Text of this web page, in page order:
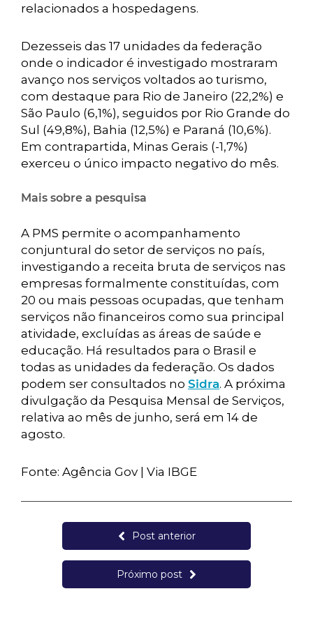
relacionados a hospedagens.
Dezesseis das 17 unidades da federação
onde o indicador é investigado mostraram
avanço nos serviços voltados ao turismo,
com destaque para Rio de Janeiro (22,2%) e
São Paulo (6,1%), seguidos por Rio Grande do
Sul (49,8%), Bahia (12,5%) e Paraná (10,6%).
Em contrapartida, Minas Gerais (-1,7%)
exerceu o único impacto negativo do mês.
Mais sobre a pesquisa
A PMS permite o acompanhamento
conjuntural do setor de serviços no país,
investigando a receita bruta de serviços nas
empresas formalmente constituídas, com
20 ou mais pessoas ocupadas, que tenham
serviços não financeiros como sua principal
atividade, excluídas as áreas de saúde e
educação. Há resultados para o Brasil e
todas as unidades da federação. Os dados
podem ser consultados no Sidra. A próxima
divulgação da Pesquisa Mensal de Serviços,
relativa ao mês de junho, será em 14 de
agosto.
Fonte: Agência Gov | Via IBGE
Post anterior
Próximo post